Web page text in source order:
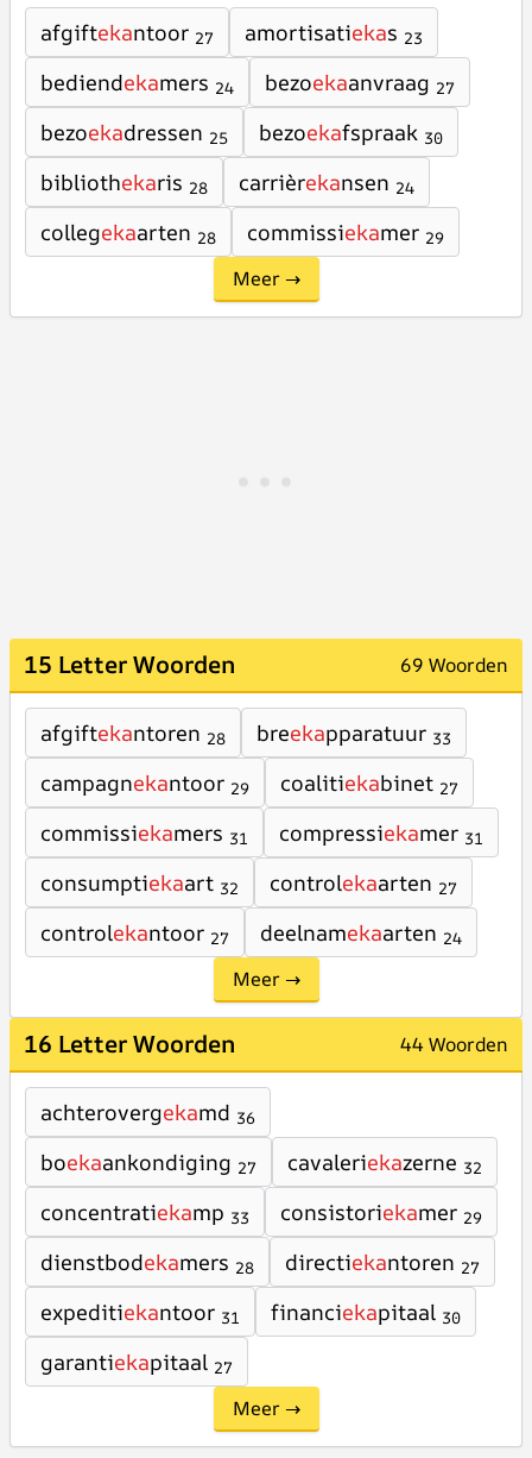
afgiftekantoor 27 amortisatiekas 23
bediendekamers 24 bezoekaanvraag 27
bezoekadressen 25 bezoekafspraak 30
bibliothekaris 28 carrièrekansen 24
collegekaarten 28 commissiekamer 29
Meer →
15 Letter Woorden 69 Woorden
afgiftekantoren 28 breekapparatuur 33
campagnekantoor 29 coalitiekabinet 27
commissiekamers 31 compressiekamer 31
consumptiekaart 32 controlekaarten 27
controlekantoor 27 deelnamekaarten 24
Meer →
16 Letter Woorden 44 Woorden
achterovergekamd 36
boekaankondiging 27 cavaleriekazerne 32
concentratiekamp 33 consistoriekamer 29
dienstbodekamers 28 directiekantoren 27
expeditiekantoor 31 financiekapitaal 30
garantiekapitaal 27
Meer →